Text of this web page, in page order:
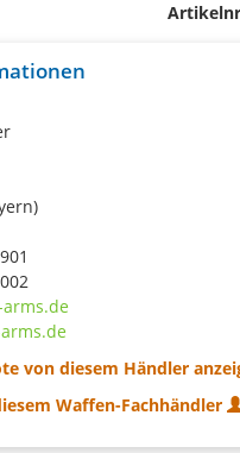
von diesem Händler
Waffen-Fachhändler